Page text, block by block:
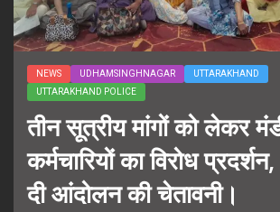
NEWS UDHAMSINGHNAGAR
UTTARAKHAND
UTTARAKHAND POLICE
तीन सूत्रीय मांगों को लेकर
कर्मचारियों का विरोध
दी आंदोलन की चेतावनी।